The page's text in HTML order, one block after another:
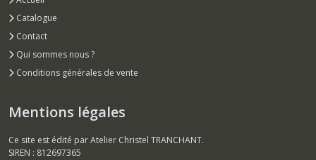
Catalogue
Contact
Qui sommes nous ?
Conditions générales de vente
Mentions légales
Ce site est édité par Atelier Christel TRANCHANT.
SIREN : 812697365